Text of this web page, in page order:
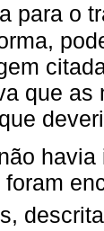
para o
que as
foram